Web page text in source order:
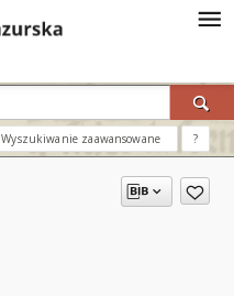
Wyszukiwanie zaawansowane ?